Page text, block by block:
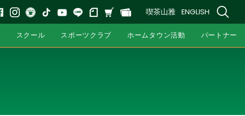
喫茶山雅 ENGLISH
スクール スポーツクラブ ホームタウン活動 パートナー